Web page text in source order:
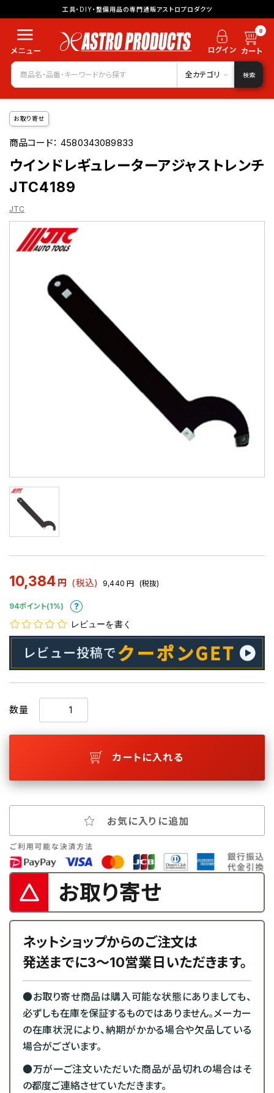
工具・DIY・整備用品の専門通販アストロプロダクツ
0
全カテゴリ 検索
お取り寄せ
商品コード：4580343089833
ウインドレギュレーターアジャストレンチ
JTC4189
JTC
10,384 円 (税込) 9,440 円 (税抜)
94ポイント(1%)
レビューを書く
数量
カートに入れる
お気に入りに追加
お取り寄せ
ネットショップからのご注文は
発送までに3～10営業日いただきます。
●お取り寄せ商品は購入可能な状態にありましても、
必ずしも在庫を保証するものではありません。メーカー
の在庫状況により、納期がかかる場合や欠品している
場合がございます。
●万が一ご注文いただいた商品が品切れの場合はそ
の都度ご連絡させていただきます。